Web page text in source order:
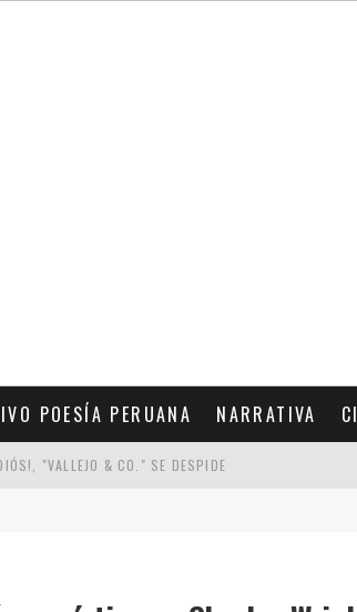
POESÍA PERUANA NARRATIVA
"VALLEJO & CO." SE DESPIDE